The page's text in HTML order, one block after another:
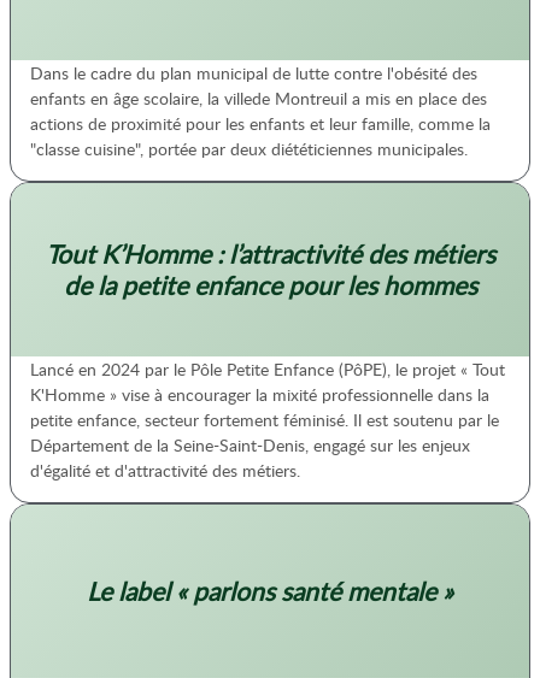
Dans le cadre du plan municipal de lutte contre l'obésité des
enfants en âge scolaire, la villede Montreuil a mis en place des
actions de proximité pour les enfants et leur famille, comme la
"classe cuisine", portée par deux diététiciennes municipales.
Tout K’Homme : l’attractivité des métiers
de la petite enfance pour les hommes
Lancé en 2024 par le Pôle Petite Enfance (PôPE), le projet « Tout
K'Homme » vise à encourager la mixité professionnelle dans la
petite enfance, secteur fortement féminisé. Il est soutenu par le
Département de la Seine-Saint-Denis, engagé sur les enjeux
d'égalité et d'attractivité des métiers.
Le label « parlons santé mentale »